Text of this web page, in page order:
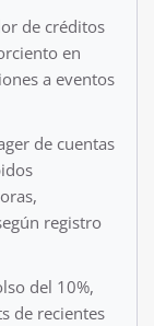
de créditos
en
a eventos
de cuentas
registro
del 10%,
de recientes